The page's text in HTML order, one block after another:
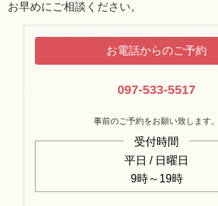
お早めにご相談ください。
お電話からのご予約
097-533-5517
事前のご予約をお願い致します。
受付時間
平日 / 日曜日
9時～19時